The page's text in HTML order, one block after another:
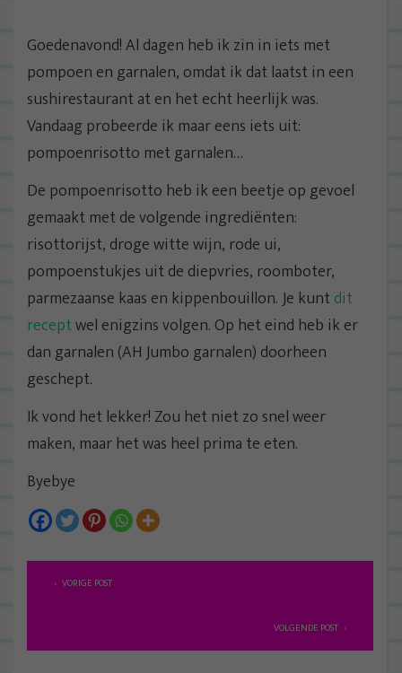
Goedenavond! Al dagen heb ik zin in iets met
pompoen en garnalen, omdat ik dat laatst in een
sushirestaurant at en het echt heerlijk was.
Vandaag probeerde ik maar eens iets uit:
pompoenrisotto met garnalen…
De pompoenrisotto heb ik een beetje op gevoel
gemaakt met de volgende ingrediënten:
risottorijst, droge witte wijn, rode ui,
pompoenstukjes uit de diepvries, roomboter,
parmezaanse kaas en kippenbouillon. Je kunt dit
receptwel enigzins volgen. Op het eind heb ik er
dan garnalen (AH Jumbo garnalen) doorheen
geschept.
Ik vond het lekker! Zou het niet zo snel weer
maken, maar het was heel prima te eten.
Byebye
B
i
VORIGE POST
VOLGENDE POST